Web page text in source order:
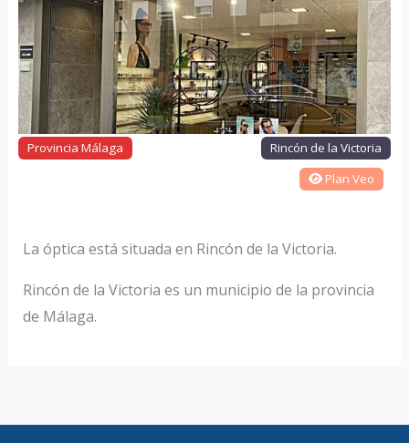
Provincia Málaga
Rincón de la Victoria
Plan Veo
La óptica está situada en Rincón de la Victoria.
Rincón de la Victoria es un municipio de la provincia
de Málaga.